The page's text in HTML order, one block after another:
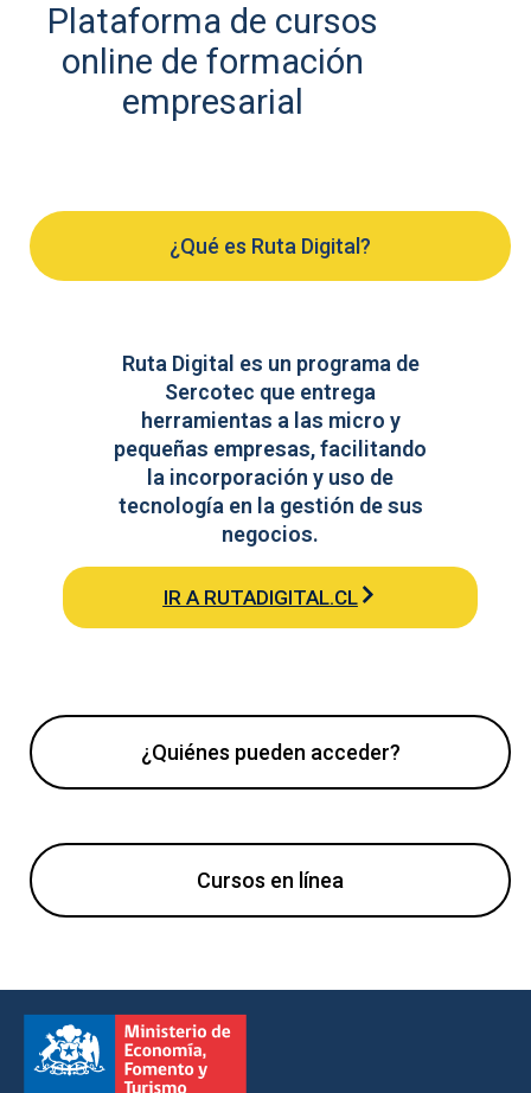
Plataforma de cursos
online de formación
empresarial
¿Qué es Ruta Digital?
¿Quiénes pueden acceder?
Cursos en línea
Ruta Digital es un programa de
Sercotec que entrega
herramientas a las micro y
pequeñas empresas, facilitando
la incorporación y uso de
tecnología en la gestión de sus
negocios.
IR A RUTADIGITAL.CL